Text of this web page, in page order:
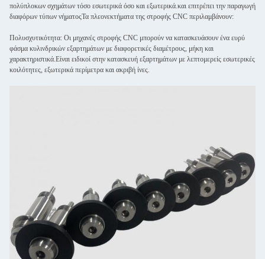
πολύπλοκων σχημάτων τόσο εσωτερικά όσο και εξωτερικά.και επιτρέπει την παραγωγή
διαφόρων τύπων νήματοςΤα πλεονεκτήματα της στροφής CNC περιλαμβάνουν:
Πολυσχυτικότητα: Οι μηχανές στροφής CNC μπορούν να κατασκευάσουν ένα ευρύ
φάσμα κυλινδρικών εξαρτημάτων με διαφορετικές διαμέτρους, μήκη και
χαρακτηριστικά.Είναι ειδικοί στην κατασκευή εξαρτημάτων με λεπτομερείς εσωτερικές
κοιλότητες, εξωτερικά περίμετρα και ακριβή ίνες.